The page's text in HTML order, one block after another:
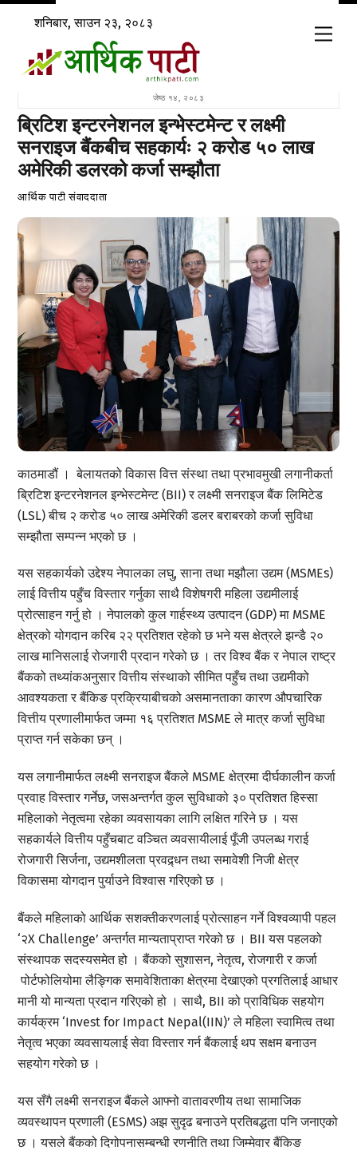
Skip
content
शनिबार, साउन २३, २०८३
जेष्ठ १४, २०८३
ब्रिटिश इन्टरनेशनल इन्भेस्टमेन्ट र लक्ष्मी
सनराइज बैंकबीच सहकार्यः २ करोड ५० लाख
अमेरिकी डलरको कर्जा सम्झौता
आर्थिक पाटी संवाददाता
काठमाडौं । बेलायतको विकास वित्त संस्था तथा प्रभावमुखी लगानीकर्ता
ब्रिटिश इन्टरनेशनल इन्भेस्टमेन्ट (BII) र लक्ष्मी सनराइज बैंक लिमिटेड
(LSL) बीच २ करोड ५० लाख अमेरिकी डलर बराबरको कर्जा सुविधा
सम्झौता सम्पन्न भएको छ ।
यस सहकार्यको उद्देश्य नेपालका लघु, साना तथा मझौला उद्यम (MSMEs)
लाई वित्तीय पहुँच विस्तार गर्नुका साथै विशेषगरी महिला उद्यमीलाई
प्रोत्साहन गर्नु हो । नेपालको कुल गार्हस्थ्य उत्पादन (GDP) मा MSME
क्षेत्रको योगदान करिब २२ प्रतिशत रहेको छ भने यस क्षेत्रले झन्डै २०
लाख मानिसलाई रोजगारी प्रदान गरेको छ । तर विश्व बैंक र नेपाल राष्ट्र
बैंकको तथ्यांकअनुसार वित्तीय संस्थाको सीमित पहुँच तथा उद्यमीको
आवश्यकता र बैंकिङ प्रक्रियाबीचको असमानताका कारण औपचारिक
वित्तीय प्रणालीमार्फत जम्मा १६ प्रतिशत MSME ले मात्र कर्जा सुविधा
प्राप्त गर्न सकेका छन् ।
यस लगानीमार्फत लक्ष्मी सनराइज बैंकले MSME क्षेत्रमा दीर्घकालीन कर्जा
प्रवाह विस्तार गर्नेछ, जसअन्तर्गत कुल सुविधाको ३० प्रतिशत हिस्सा
महिलाको नेतृत्वमा रहेका व्यवसायका लागि लक्षित गरिने छ । यस
सहकार्यले वित्तीय पहुँचबाट वञ्चित व्यवसायीलाई पूँजी उपलब्ध गराई
रोजगारी सिर्जना, उद्यमशीलता प्रवद्र्धन तथा समावेशी निजी क्षेत्र
विकासमा योगदान पुर्याउने विश्वास गरिएको छ ।
बैंकले महिलाको आर्थिक सशक्तीकरणलाई प्रोत्साहन गर्ने विश्वव्यापी पहल
‘२X Challenge’ अन्तर्गत मान्यताप्राप्त गरेको छ । BII यस पहलको
संस्थापक सदस्यसमेत हो । बैंकको सुशासन, नेतृत्व, रोजगारी र कर्जा
पोर्टफोलियोमा लैङ्गिक समावेशिताका क्षेत्रमा देखाएको प्रगतिलाई आधार
मानी यो मान्यता प्रदान गरिएको हो । साथै, BII को प्राविधिक सहयोग
कार्यक्रम ‘Invest for Impact Nepal(IIN)’ ले महिला स्वामित्व तथा
नेतृत्व भएका व्यवसायलाई सेवा विस्तार गर्न बैंकलाई थप सक्षम बनाउन
सहयोग गरेको छ ।
यस सँगै लक्ष्मी सनराइज बैंकले आफ्नो वातावरणीय तथा सामाजिक
व्यवस्थापन प्रणाली (ESMS) अझ सुदृढ बनाउने प्रतिबद्धता पनि जनाएको
छ । यसले बैंकको दिगोपनासम्बन्धी रणनीति तथा जिम्मेवार बैंकिङ